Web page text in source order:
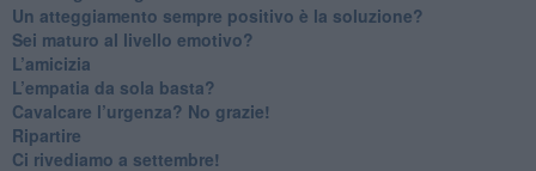
​Un atteggiamento sempre positivo è la soluzione?
​Sei maturo al livello emotivo?
​L’amicizia
​L’empatia da sola basta?
​Cavalcare l’urgenza? No grazie!
Ripartire
​Ci rivediamo a settembre!